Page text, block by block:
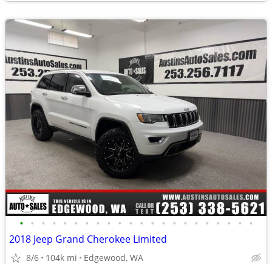
• • • • • • • • • • • • • • • • • • • • • •
2018 Jeep Grand Cherokee Limited
8/6 104k mi Edgewood, WA